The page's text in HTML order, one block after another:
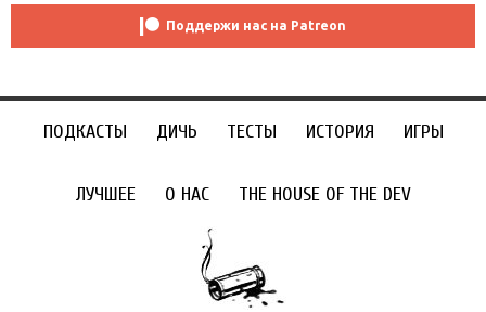
Поддержи нас на Patreon
ПОДКАСТЫ ДИЧЬ ТЕСТЫ ИСТОРИЯ ИГРЫ
ЛУЧШЕЕ О НАС THE HOUSE OF THE DEV